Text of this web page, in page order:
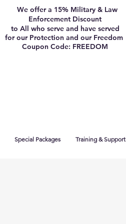
We offer a 15% Military & Law
Enforcement Discount
to All who serve and have served
for our Protection and our Freedom
Coupon Code: FREEDOM
Special Packages Training & Support